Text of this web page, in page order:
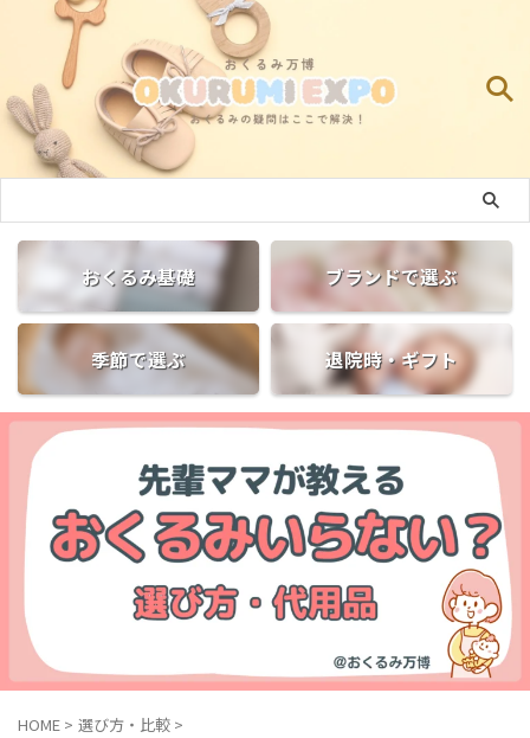
おくるみ基礎 ブランドで選ぶ
季節で選ぶ 退院時・ギフト
HOME > 選び方・比較 >